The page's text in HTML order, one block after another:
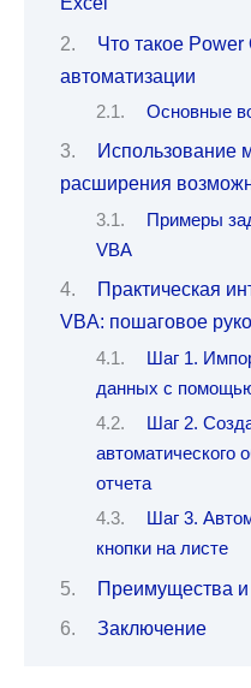
Что такое Power
автоматизации
Основные
Использование
расширения
Примеры
VBA
Практическая
VBA: пошаговое
Шаг 1.
данных с
Шаг 2.
автоматического
отчета
Шаг 3.
кнопки на листе
Преимущества
Заключение